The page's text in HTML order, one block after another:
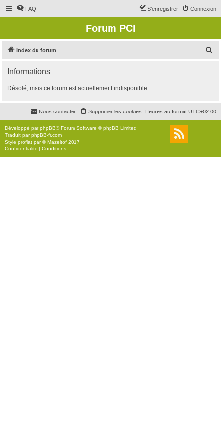
FAQ Connexion
S’enregistrer
Forum PCI
Index du forum
r
c
r
Informations
Désolé, mais ce forum est actuellement indisponible.
Heures au format UTC+02:00
Supprimer les cookies
Nous contacter
Développé parphpBB® Forum Software © phpBB Limited
Traduit parphpBB-fr.com
Style proflat par ©Mazeltof 2017
Confidentialité | Conditions